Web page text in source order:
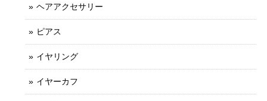
ヘアアクセサリー
ピアス
イヤリング
イヤーカフ